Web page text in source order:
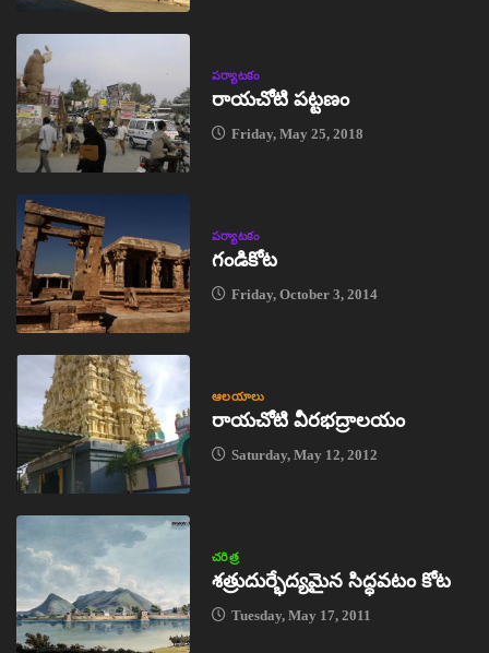
పర్యాటకం
రాయచోటి పట్టణం
Friday, May 25, 2018
పర్యాటకం
గండికోట
Friday, October 3, 2014
ఆలయాలు
రాయచోటి వీరభద్రాలయం
Saturday, May 12, 2012
చరిత్ర
శత్రుదుర్భేద్యమైన సిద్ధవటం కోట
Tuesday, May 17, 2011